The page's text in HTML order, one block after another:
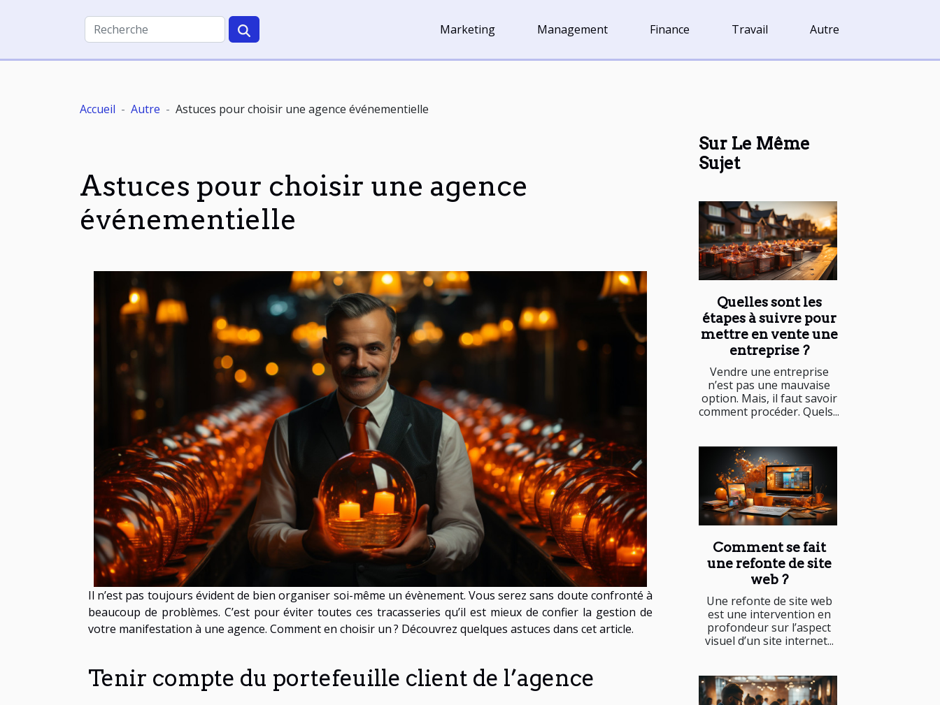
Marketing Management Finance Travail Autre
Accueil Autre Astuces pour choisir une agence événementielle
Astuces pour choisir une agence
événementielle
Il n’est pas toujours évident de bien organiser soi-même un évènement. Vous serez sans doute confronté à
beaucoup de problèmes. C’est pour éviter toutes ces tracasseries qu’il est mieux de confier la gestion de
votre manifestation à une agence. Comment en choisir un ? Découvrez quelques astuces dans cet article.
Tenir compte du portefeuille client de l’agence
Sur Le Même
Sujet
Quelles sont les
étapes à suivre pour
mettre en vente une
entreprise ?
Vendre une entreprise
n’est pas une mauvaise
option. Mais, il faut savoir
comment procéder. Quels...
Comment se fait
une refonte de site
web ?
Une refonte de site web
est une intervention en
profondeur sur l’aspect
visuel d’un site internet...